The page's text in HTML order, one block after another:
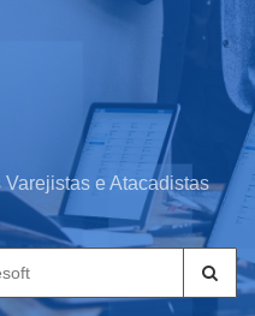
e Atacadistas